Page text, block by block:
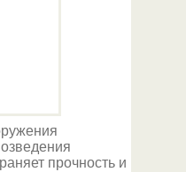
прочность и